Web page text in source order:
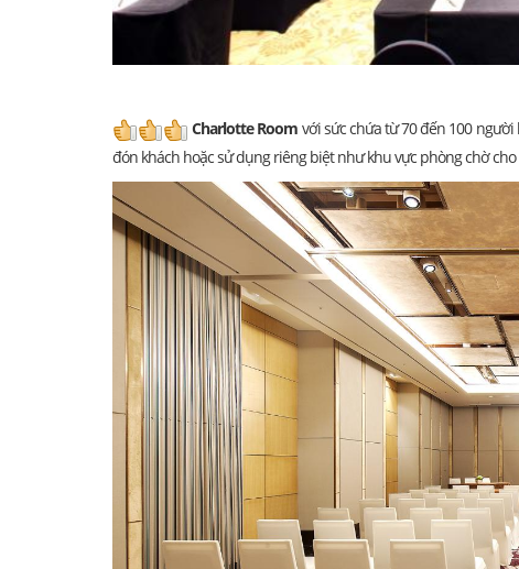
Charlotte Room với sức chứa từ 70 đến 100
đón khách hoặc sử dụng riêng biệt như khu vực phòng chờ